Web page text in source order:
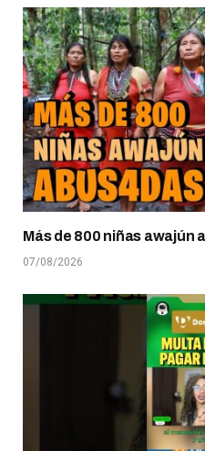
Más de 800 niñas awajún
07/08/2026